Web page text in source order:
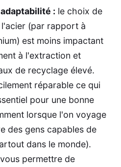
: le choix de
(par rapport à
est moins impactant
à l'extraction et
de recyclage élevé.
réparable ce qui
pour une bonne
lorsque l'on voyage
des gens capables de
dans le monde).
permettre de